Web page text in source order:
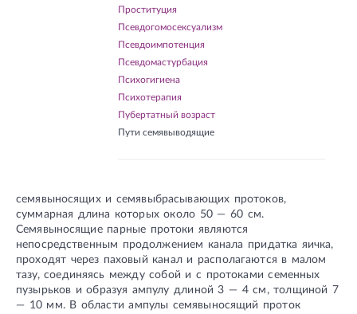
Проституция
Псевдогомосексуализм
Псевдоимпотенция
Псевдомастурбация
Психогигиена
Психотерапия
Пубертатный возраст
Пути семявыводящие
семявыносящих и семявыбрасывающих протоков,
суммарная длина которых около 50 — 60 см.
Семявыносящие парные протоки являются
непосредственным продолжением канала придатка яичка,
проходят через паховый канал и располагаются в малом
тазу, соединяясь между собой и с протоками семенных
пузырьков и образуя ампулу длиной 3 — 4 см, толщиной 7
— 10 мм. В области ампулы семявыносящий проток